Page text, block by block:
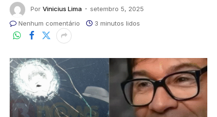
Por Vinicius Lima
setembro 5, 2025
Nenhum comentário
3 minutos lidos